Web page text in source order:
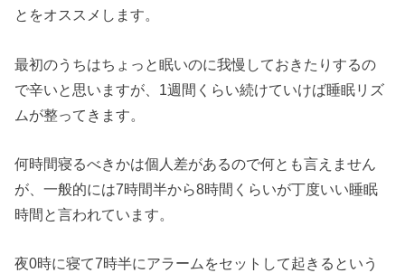
とをオススメします。
最初のうちはちょっと眠いのに我慢しておきたりするの
で辛いと思いますが、1週間くらい続けていけば睡眠リズ
ムが整ってきます。
何時間寝るべきかは個人差があるので何とも言えません
が、一般的には7時間半から8時間くらいが丁度いい睡眠
時間と言われています。
夜0時に寝て7時半にアラームをセットして起きるという